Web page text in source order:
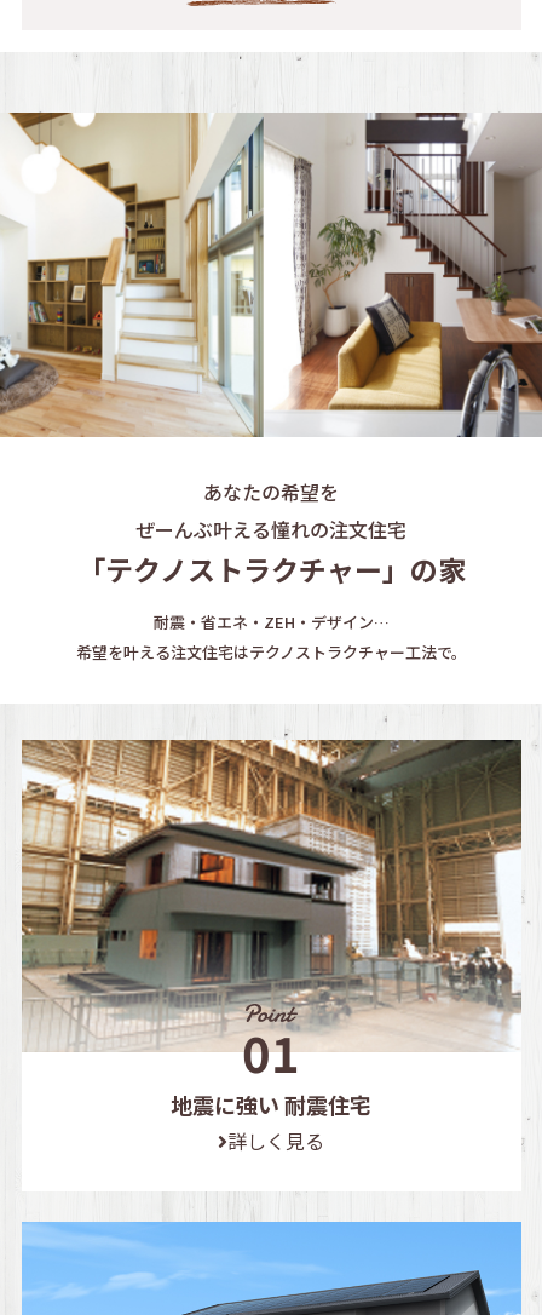
あなたの希望を
ぜーんぶ叶える憧れの注文住宅
「テクノストラクチャー」の家
耐震・省エネ・ZEH・デザイン…
希望を叶える注文住宅はテクノストラクチャー工法で。
地震に強い 耐震住宅
詳しく見る